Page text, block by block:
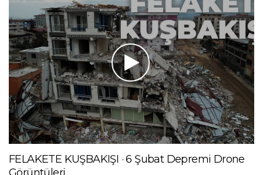
FELAKETE KUŞBAKIŞI · 6 Şubat Depremi Drone
Görüntüleri